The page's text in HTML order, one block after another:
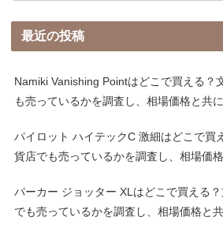
最近の投稿
Namiki Vanishing Pointはどこで買える？
も売っているかを調査し、相場価格と共に
パイロット ハイテックC 激細はどこで買
貨店でも売っているかを調査し、相場価
パーカー ジョッター XLはどこで買える
でも売っているかを調査し、相場価格と